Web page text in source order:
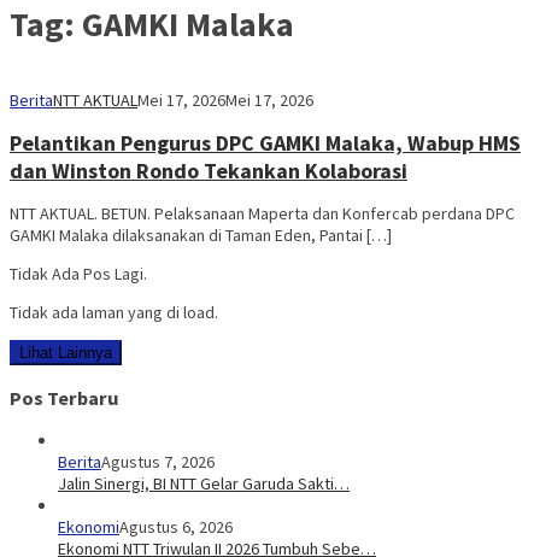
Tag: GAMKI Malaka
BeritaNTT AKTUALMei 17, 2026Mei 17, 2026
Pelantikan Pengurus DPC GAMKI Malaka, Wabup HMS
dan Winston Rondo Tekankan Kolaborasi
NTT AKTUAL. BETUN. Pelaksanaan Maperta dan Konfercab perdana DPC
GAMKI Malaka dilaksanakan di Taman Eden, Pantai […]
Tidak Ada Pos Lagi.
Tidak ada laman yang di load.
Lihat Lainnya
Pos Terbaru
BeritaAgustus 7, 2026
Jalin Sinergi, BI NTT Gelar Garuda Sakti…
EkonomiAgustus 6, 2026
Ekonomi NTT Triwulan II 2026 Tumbuh Sebe…